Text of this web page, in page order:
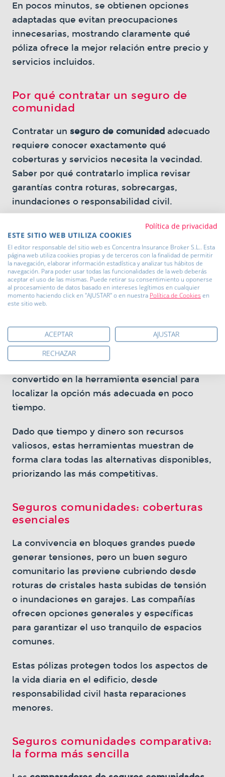
En pocos minutos, se obtienen opciones
adaptadas que evitan preocupaciones
innecesarias, mostrando claramente qué
póliza ofrece la mejor relación entre precio y
servicios incluidos.
Por qué contratar un seguro de
comunidad
Contratar un seguro de comunidad adecuado
requiere conocer exactamente qué
coberturas y servicios necesita la vecindad.
Saber por qué contratarlo implica revisar
garantías contra roturas, sobrecargas,
inundaciones o responsabilidad civil.
Los comparadores presentan todas las
opciones de las aseguradoras españolas,
facilitando la elección precisa sin esfuerzo
adicional.
Comparativa seguros de
seguros de comunidad
varían en precios
y servicios según la compañía y el tipo de
convertido en la herramienta esencial para
localizar la opción más adecuada en poco
tiempo.
Dado que tiempo y dinero son recursos
valiosos, estas herramientas muestran de
forma clara todas las alternativas disponibles,
priorizando las más competitivas.
Seguros comunidades: coberturas
esenciales
La convivencia en bloques grandes puede
generar tensiones, pero un buen seguro
comunitario las previene cubriendo desde
roturas de cristales hasta subidas de tensión
o inundaciones en garajes. Las compañías
ofrecen opciones generales y específicas
para garantizar el uso tranquilo de espacios
comunes.
Estas pólizas protegen todos los aspectos de
la vida diaria en el edificio, desde
responsabilidad civil hasta reparaciones
menores.
Seguros comunidades comparativa:
la forma más sencilla
Política de privacidad
ESTE SITIO WEB UTILIZA COOKIES
El editor responsable del sitio web es Concentra Insurance Broker S.L.. Esta
página web utiliza cookies propias y de terceros con la finalidad de permitir
la navegación, elaborar información estadística y analizar tus hábitos de
navegación. Para poder usar todas las funcionalidades de la web deberás
aceptar el uso de las mismas. Puede retirar su consentimiento u oponerse
al procesamiento de datos basado en intereses legítimos en cualquier
momento haciendo click en "AJUSTAR" o en nuestra Política de Cookies en
este sitio web.
ACEPTAR
AJUSTAR
RECHAZAR